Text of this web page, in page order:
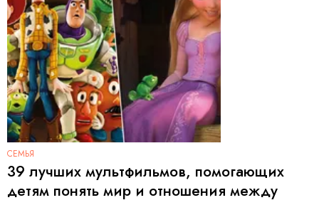
СЕМЬЯ
39 лучших мультфильмов, помогающих
детям понять мир и отношения между